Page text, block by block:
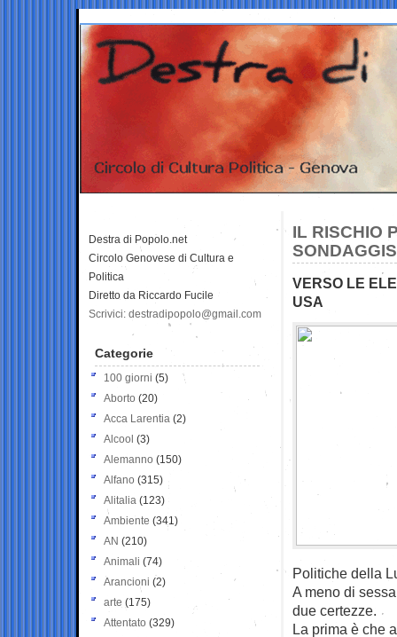
IL RISCHIO
VERSO LE
USA
Politiche della
A meno di
due certezze.
La prima è che
Destra di Popolo.net
Circolo Genovese di Cultura e
Politica
Diretto da Riccardo Fucile
Scrivici: destradipopolo@gmail.com
Categorie
100 giorni (5)
Aborto (20)
Acca Larentia (2)
Alcool (3)
Alemanno (150)
Alfano (315)
Alitalia (123)
Ambiente (341)
AN (210)
Animali (74)
Arancioni (2)
arte (175)
Attentato (329)